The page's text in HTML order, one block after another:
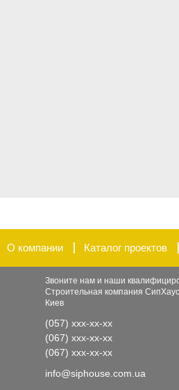
О компании Каталог проектов
Звоните нам и наши
Строительная компания СипХаус
Киев
(057) xxx-xx-xx
(067) xxx-xx-xx
(067) xxx-xx-xx
info@siphouse.com.ua